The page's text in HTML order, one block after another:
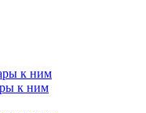
к ним
к ним